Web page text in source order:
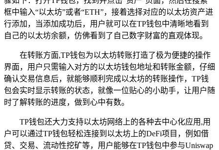
框中输入“以太坊”或者“ETH”，接着选择对应的以太坊资产进
行添加，当添加成功后，用户就可以在TP钱包中清晰地看到
自己的以太坊余额，仿佛看到了自己数字财富的直观体现。
在转账方面,TP钱包为以太坊转账打造了极为便捷的操作
界面，用户只需输入对方的以太坊钱包地址和转账金额，仔细
确认交易信息后，就能够顺利完成以太坊的转账操作，TP钱
包会实时显示转账的状态，就像一位贴心的小助手，让用户随
时了解转账的进度，做到心中有数。
TP钱包还大力支持以太坊网络上的各种去中心化应用,用
户可以通过TP钱包轻松连接到以太坊上的DeFi项目，例如借
贷、交易、流动性挖矿等，用户能够在TP钱包中参与Uniswap